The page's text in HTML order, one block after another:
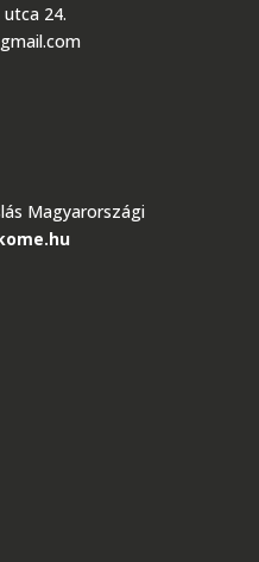
24.
Magyarországi